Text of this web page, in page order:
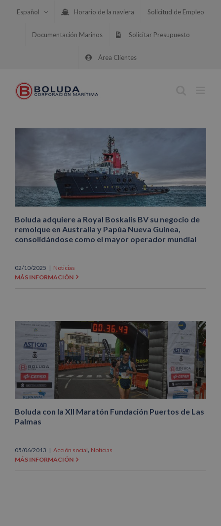
Español Horario de la naviera Solicitud de Empleo
Documentación Marinos Solicitar Presupuesto
Área Clientes
Boluda adquiere a Royal Boskalis BV su negocio de
remolque en Australia y Papúa Nueva Guinea,
consolidándose como el mayor operador mundial
02/10/2025 | Noticias
MÁS INFORMACIÓN
Boluda con la XII Maratón Fundación Puertos de Las
Palmas
05/06/2013 | Acción social, Noticias
MÁS INFORMACIÓN